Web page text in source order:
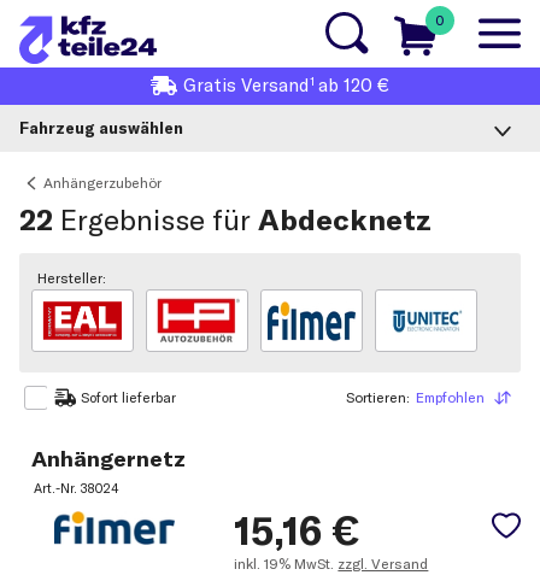
0
Gratis Versand1 ab 120 €
Fahrzeug auswählen
Anhängerzubehör
22 Ergebnisse für Abdecknetz
Hersteller:
Sofort lieferbar Empfohlen
Sortieren
Anhängernetz
Art.-Nr.38024
15,16 €
inkl. 19% MwSt. zzgl. Versand